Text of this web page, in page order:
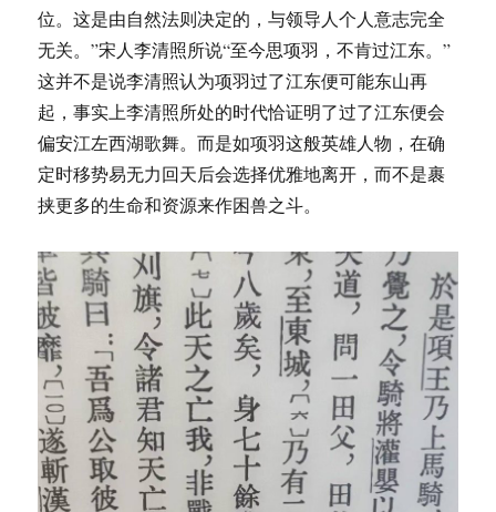
位。这是由自然法则决定的，与领导人个人意志完全
无关。”宋人李清照所说“至今思项羽，不肯过江东。”
这并不是说李清照认为项羽过了江东便可能东山再
起，事实上李清照所处的时代恰证明了过了江东便会
偏安江左西湖歌舞。而是如项羽这般英雄人物，在确
定时移势易无力回天后会选择优雅地离开，而不是裹
挟更多的生命和资源来作困兽之斗。